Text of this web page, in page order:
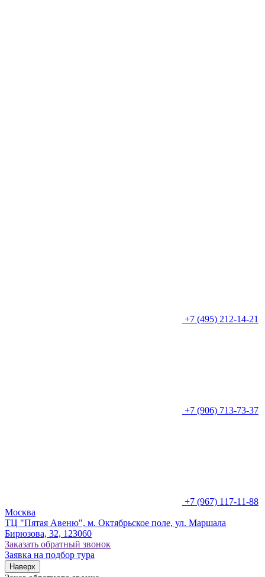
+7 (495) 212-14-21
+7 (906) 713-73-37
+7 (967) 117-11-88
Москва
ТЦ "Пятая Авеню", м. Октябрьское поле, ул. Маршала
Бирюзова, 32, 123060
Заказать обратный звонок
Заявка на подбор тура
Наверх